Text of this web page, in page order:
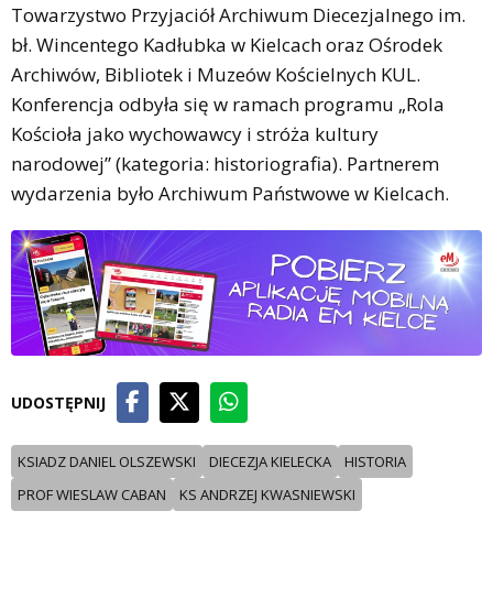
Towarzystwo Przyjaciół Archiwum Diecezjalnego im.
bł. Wincentego Kadłubka w Kielcach oraz Ośrodek
Archiwów, Bibliotek i Muzeów Kościelnych KUL.
Konferencja odbyła się w ramach programu „Rola
Kościoła jako wychowawcy i stróża kultury
narodowej” (kategoria: historiografia). Partnerem
wydarzenia było Archiwum Państwowe w Kielcach.
UDOSTĘPNIJ
KSIADZ DANIEL OLSZEWSKI DIECEZJA KIELECKA
HISTORIA
PROF WIESLAW CABAN
KS ANDRZEJ KWASNIEWSKI